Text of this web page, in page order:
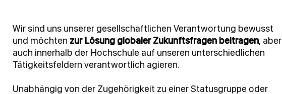
Wir sind uns unserer gesellschaftlichen Verantwortung bewusst
und möchten zur Lösung globaler Zukunftsfragen beitragen, aber
auch innerhalb der Hochschule auf unseren unterschiedlichen
Tätigkeitsfeldern verantwortlich agieren.
Unabhängig von der Zugehörigkeit zu einer Statusgruppe oder